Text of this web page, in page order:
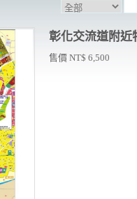
彰化交流道附近
售價 NT$ 6,500